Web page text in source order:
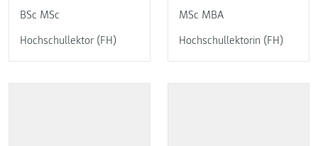
BSc MSc
Hochschullektor (FH)
MSc MBA
Hochschullektorin (FH)